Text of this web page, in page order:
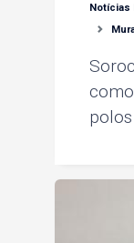
Notícias
polos